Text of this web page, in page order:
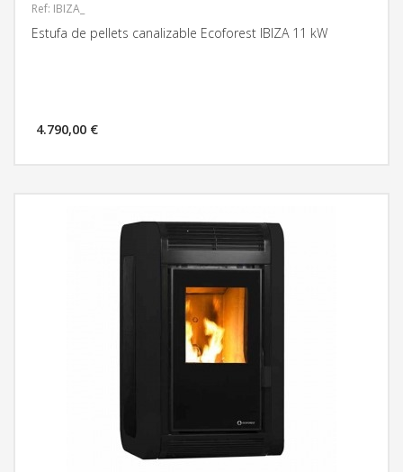
Ref: IBIZA_
Estufa de pellets canalizable Ecoforest IBIZA 11 kW
4.790,00 €